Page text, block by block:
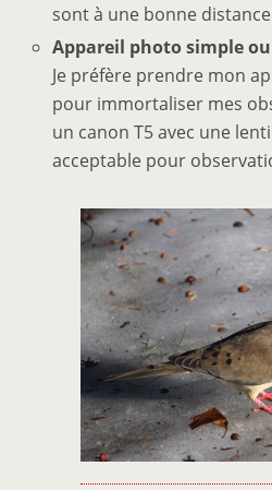
sont à une bonne
Appareil photo simple
Je préfère prendre mon
pour immortaliser mes
un canon T5 avec une
acceptable pour